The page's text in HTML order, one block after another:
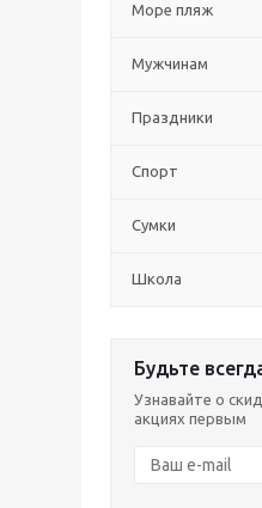
Море пляж
Мужчинам
Праздники
Спорт
Сумки
Школа
Будьте
Узнавайте о
акциях первым